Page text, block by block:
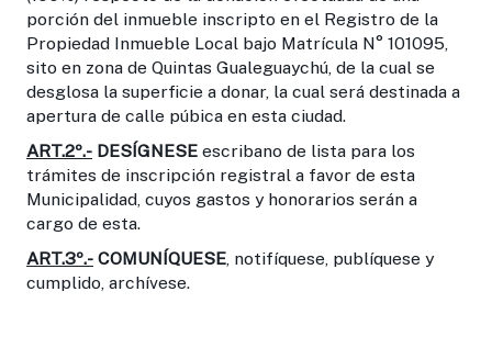
porción del inmueble inscripto en el Registro de la
Propiedad Inmueble Local bajo Matrícula N° 101095,
sito en zona de Quintas Gualeguaychú, de la cual se
desglosa la superficie a donar, la cual será destinada a
apertura de calle púbica en esta ciudad.
ART.2º.- DESÍGNESE escribano de lista para los
trámites de inscripción registral a favor de esta
Municipalidad, cuyos gastos y honorarios serán a
cargo de esta.
ART.3º.- COMUNÍQUESE , notifíquese, publíquese y
cumplido, archívese.